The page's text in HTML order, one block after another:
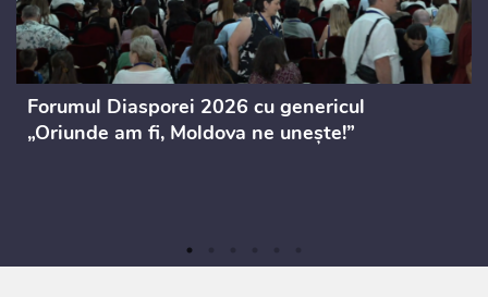
Forumul Diasporei 2026 cu genericul
„Oriunde am fi, Moldova ne unește!”